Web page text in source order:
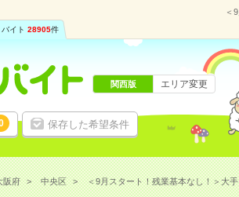
＜
イト 28905件
保存した希望条件
関西版 エリア変更
阪府 中央区 ＜9月スタート！残業基本なし！＞大